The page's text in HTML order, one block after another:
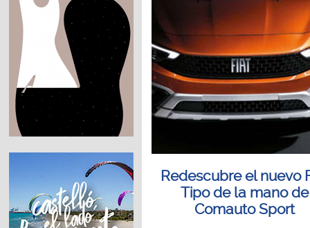
Redescubre el nuevo
Tipo de la mano de
Comauto Sport